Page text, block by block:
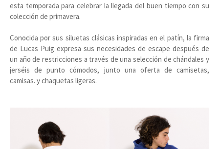
esta temporada para celebrar la llegada del buen tiempo con su
colección de primavera.
Conocida por sus siluetas clásicas inspiradas en el patín, la firma
de Lucas Puig expresa sus necesidades de escape después de
un año de restricciones a través de una selección de chándales y
jerséis de punto cómodos, junto una oferta de camisetas,
camisas. y chaquetas ligeras.